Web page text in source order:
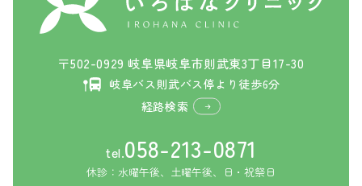
〒502-0929 岐阜県岐阜市則武東3丁目17-30
岐阜バス則武バス停より徒歩6分
経路検索
tel.058-213-0871
休診：水曜午後、土曜午後、日・祝祭日